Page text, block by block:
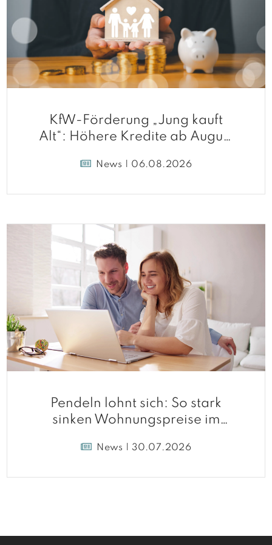
KfW-Förderung „Jung kauft
Alt“: Höhere Kredite ab August
News | 06.08.2026
Pendeln lohnt sich: So stark
sinken Wohnungspreise im
News | 30.07.2026